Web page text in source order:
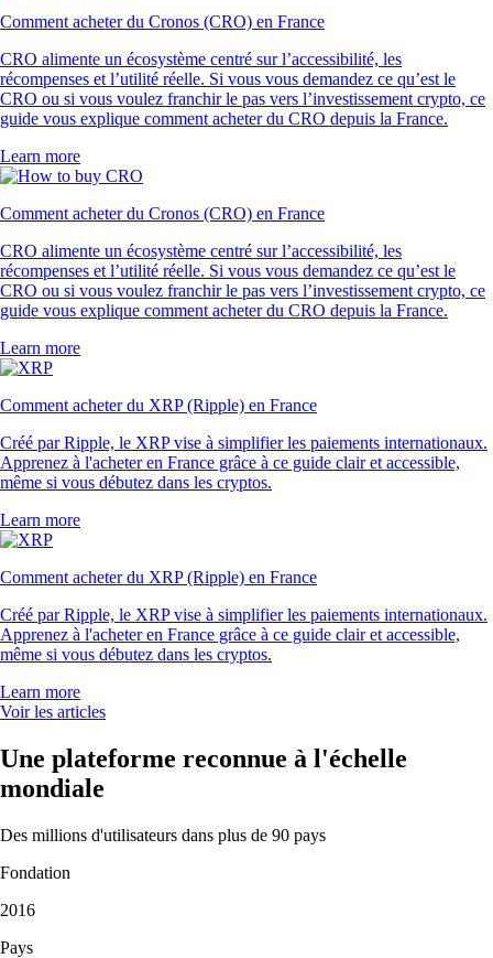
Comment acheter du Cronos (CRO) en France
CRO alimente un écosystème centré sur l’accessibilité, les
récompenses et l’utilité réelle. Si vous vous demandez ce qu’est le
CRO ou si vous voulez franchir le pas vers l’investissement crypto, ce
guide vous explique comment acheter du CRO depuis la France.
Learn more
Comment acheter du Cronos (CRO) en France
CRO alimente un écosystème centré sur l’accessibilité, les
récompenses et l’utilité réelle. Si vous vous demandez ce qu’est le
CRO ou si vous voulez franchir le pas vers l’investissement crypto, ce
guide vous explique comment acheter du CRO depuis la France.
Learn more
Comment acheter du XRP (Ripple) en France
Créé par Ripple, le XRP vise à simplifier les paiements internationaux.
Apprenez à l'acheter en France grâce à ce guide clair et accessible,
même si vous débutez dans les cryptos.
Learn more
Comment acheter du XRP (Ripple) en France
Créé par Ripple, le XRP vise à simplifier les paiements internationaux.
Apprenez à l'acheter en France grâce à ce guide clair et accessible,
même si vous débutez dans les cryptos.
Learn more
Voir les articles
Une plateforme reconnue à l'échelle
mondiale
Des millions d'utilisateurs dans plus de 90 pays
Fondation
2016
Pays